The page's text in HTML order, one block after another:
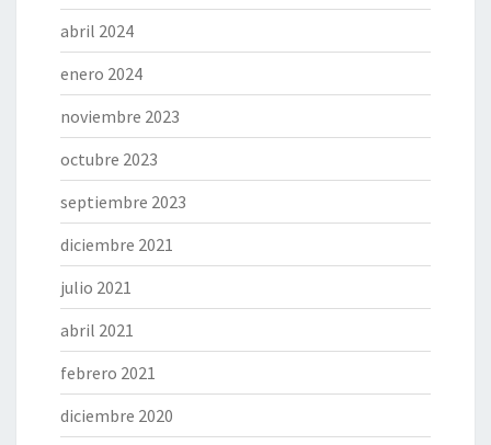
abril 2024
enero 2024
noviembre 2023
octubre 2023
septiembre 2023
diciembre 2021
julio 2021
abril 2021
febrero 2021
diciembre 2020